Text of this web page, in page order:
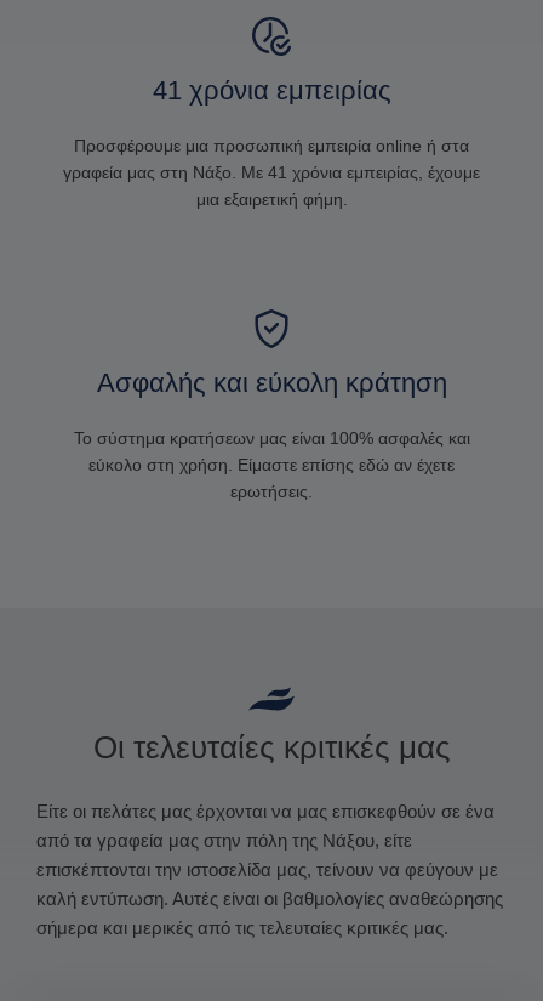
41 χρόνια εμπειρίας
Προσφέρουμε μια προσωπική εμπειρία online ή στα
γραφεία μας στη Νάξο. Με 41 χρόνια εμπειρίας, έχουμε
μια εξαιρετική φήμη.
Ασφαλής και εύκολη κράτηση
Το σύστημα κρατήσεων μας είναι 100% ασφαλές και
εύκολο στη χρήση. Είμαστε επίσης εδώ αν έχετε
ερωτήσεις.
Οι τελευταίες κριτικές μας
Είτε οι πελάτες μας έρχονται να μας επισκεφθούν σε ένα
από τα γραφεία μας στην πόλη της Νάξου, είτε
επισκέπτονται την ιστοσελίδα μας, τείνουν να φεύγουν με
καλή εντύπωση. Αυτές είναι οι βαθμολογίες αναθεώρησης
σήμερα και μερικές από τις τελευταίες κριτικές μας.